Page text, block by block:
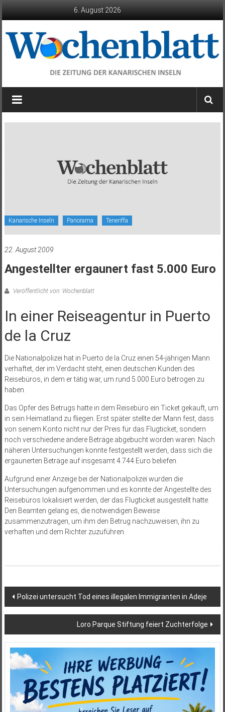
6. August 2026
Wochenblatt
die
Kanarische Inseln Panorama Teneriffa
22. August 2009
Angestellter ergaunert fast 5.000 Euro
Veröffentlicht von: Wochenblatt
In einer Reiseagentur in Puerto
de la Cruz
Die Nationalpolizei hat in Puerto de la Cruz einen 54-jährigen Mann
verhaftet, der im Verdacht steht, einen deutschen Kunden des
Reisebüros, in dem er tätig war, um rund 5.000 Euro betrogen zu
haben.
Das Opfer des Betrugs hatte in dem Reisebüro ein Ticket gekauft, um
in sein Heimatland zu fliegen. Erst später stellte der Mann fest, dass
von seinem Konto nicht nur der Preis für das Flugticket, sondern
noch verschiedene andere Beträge abgebucht worden waren. Nach
näheren Untersuchungen konnte festgestellt werden, dass sich die
ergaunerten Beträge auf insgesamt 4.744 Euro beliefen.
Aufgrund einer Anzeige bei der Nationalpolizei wurden die
Untersuchungen aufgenommen und es konnte der Angestellte des
Reisebüros lokalisiert werden, der das Flugticket ausgestellt hatte.
Den Beamten gelang es, die notwendigen Beweise
zusammenzutragen, um ihm den Betrug nachzuweisen, ihn zu
verhaften und dem Richter zuzuführen.
Beitragsnavigation
Polizei untersucht Tod eines illegalen Immigranten in Adeje
Loro Parque Stiftung feiert Zuchterfolge